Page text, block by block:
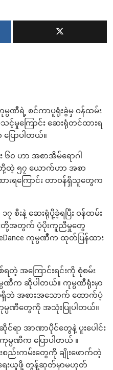
မ္ပဏီရဲ့ စင်ကာပူရုံးခွဲမှ ဝန်ထမ်း
သင့်မှုကြောင်း ဆေးရုံတင်ထားရ
ြောပါတယ်။
၀ ဟာ အစာအိမ်ရောဂါ
သူတို့ထဲ့ ၅၇ ယောက်ဟာ အစာ
းရကြောင်း တာဝန်ရှိသူတွေက
စီးနဲ့ ဆေးရုံပို့ခဲ့ရပြီး ဝန်ထမ်း
ေးတို့အတွက် ပံ့ပိုးကူညီမှုတွေ
ကုမ္ပဏီက ထုတ်ပြန်ထား
ရတဲ့ အကြောင်းရင်းကို စုံစမ်း
မ္ပဏီက ဆိုပါတယ်။ ကုမ္ပဏီရုံးမှာ
မရှိဘဲ အစားအသောက် ထောက်ပံ့
မ္ပဏီတွေကို အသုံးပြုပါတယ်။
ရာ အာဏာပိုင်တွေနဲ့ ပူးပေါင်း
မ္ပဏီက ပြောပါတယ် ။
းစည်းကမ်းတွေကို ချိုးဖောက်တဲ့
ေးယူဖို့ တွန့်ဆုတ်မှာမဟုတ်